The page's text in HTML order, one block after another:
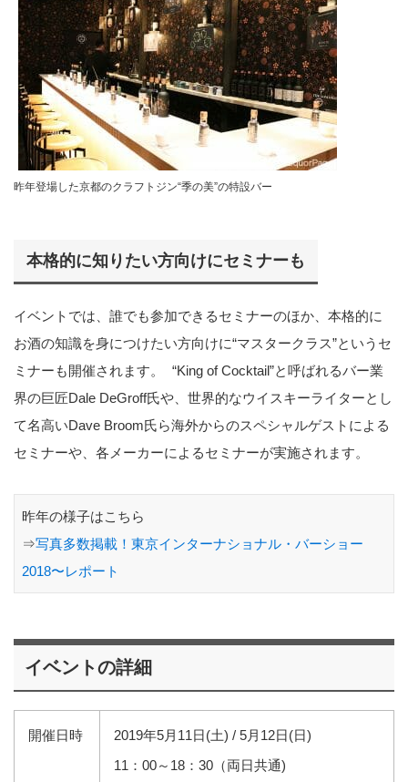
昨年登場した京都のクラフトジン“季の美”の特設バー
本格的に知りたい方向けにセミナーも
イベントでは、誰でも参加できるセミナーのほか、本格的に
お酒の知識を身につけたい方向けに“マスタークラス”というセ
ミナーも開催されます。 “King of Cocktail”と呼ばれるバー業
界の巨匠Dale DeGroff氏や、世界的なウイスキーライターとし
て名高いDave Broom氏ら海外からのスペシャルゲストによる
セミナーや、各メーカーによるセミナーが実施されます。
昨年の様子はこちら
⇒写真多数掲載！東京インターナショナル・バーショー
2018〜レポート
イベントの詳細
開催日時
2019年5月11日(土) / 5月12日(日)
11：00～18：30（両日共通)